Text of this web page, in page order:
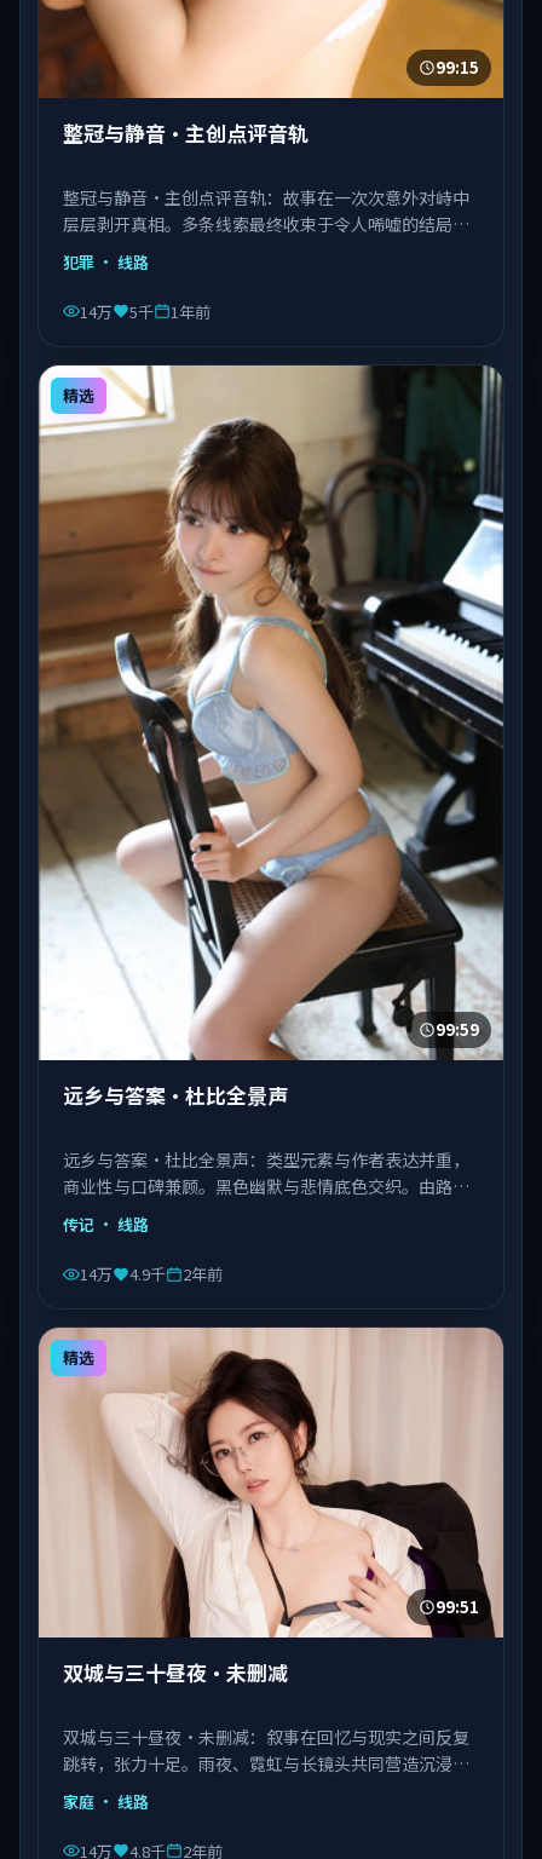
99:15
整冠与静音·主创点评音轨
整冠与静音·主创点评音轨：故事在一次次意外对峙中
层层剥开真相。多条线索最终收束于令人唏嘘的结局。
由陈凯歌执导，乔杉、沈腾、易烊千玺等主演，泰国出
品，类型为犯罪。
犯罪 · 线路
14万 5千 1年前
精选
99:59
远乡与答案·杜比全景声
远乡与答案·杜比全景声：类型元素与作者表达并重，
商业性与口碑兼顾。黑色幽默与悲情底色交织。由路阳
执导，张译、肖战、杨紫琼等主演，中国香港出品，类
型为传记。
传记 · 线路
14万 4.9千 2年前
精选
99:51
双城与三十昼夜·未删减
双城与三十昼夜·未删减：叙事在回忆与现实之间反复
跳转，张力十足。雨夜、霓虹与长镜头共同营造沉浸氛
围。由陈凯歌执导，佟丽娅、马丽、瑛太等主演，韩国
出品，类型为家庭。
家庭 · 线路
14万 4.8千 2年前